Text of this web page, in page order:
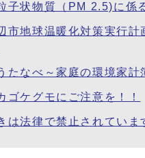
子状物質（PM 2.5)に係
市地球温暖化対策実行計
たなべ～家庭の環境家計
ゴケグモにご注意を！！
は法律で禁止されていま